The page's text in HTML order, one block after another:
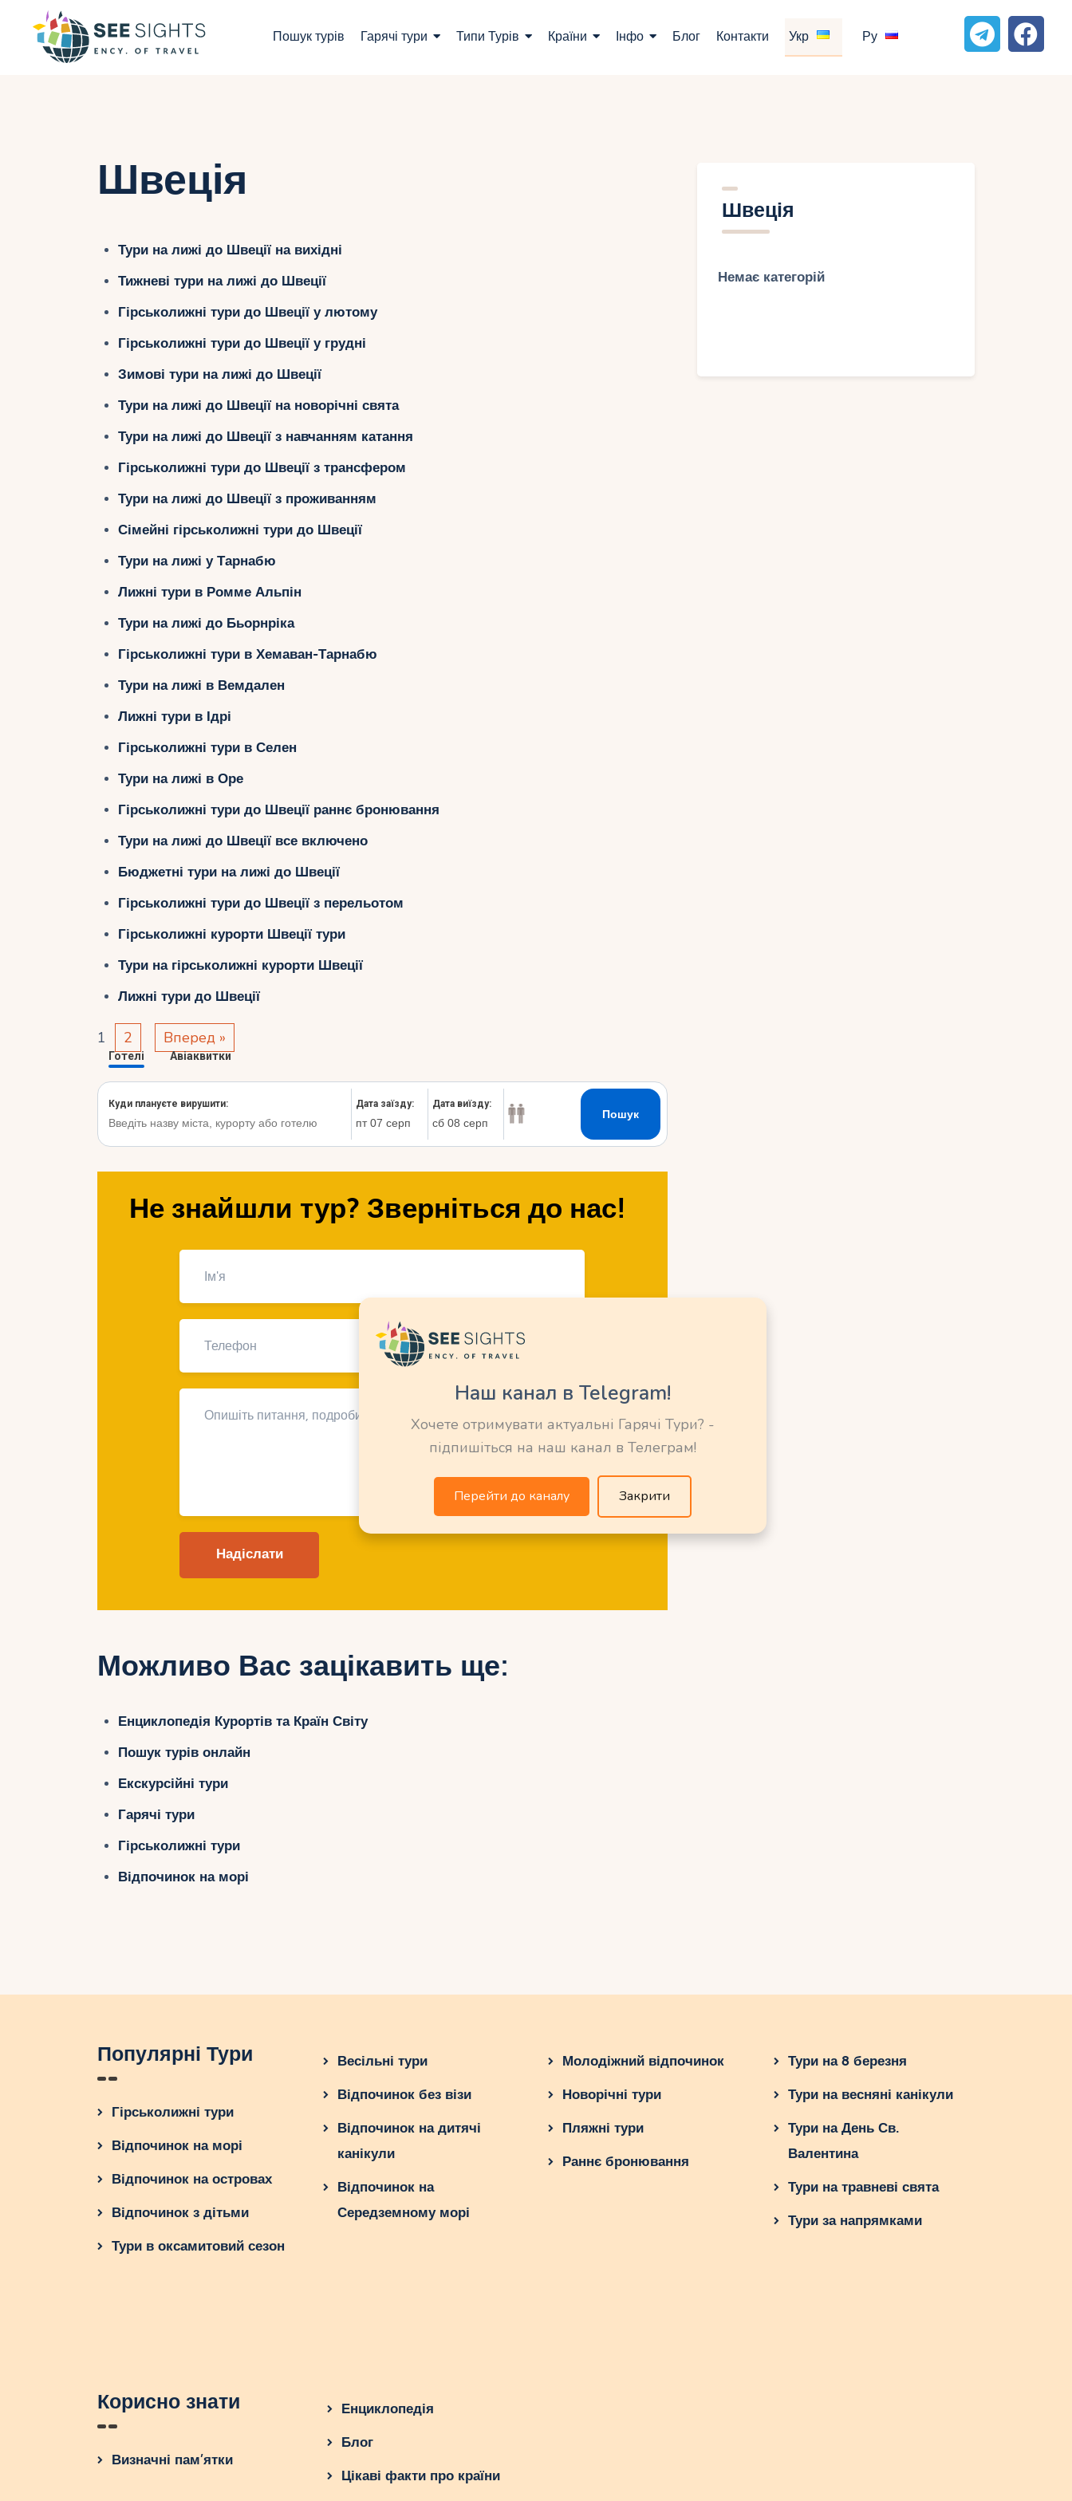
Пошук турів Гарячі тури Типи Турів Країни Інфо Блог Контакти Укр Ру
Укр
Швеція
Тури на лижі до Швеції на вихідні
Тижневі тури на лижі до Швеції
Гірськолижні тури до Швеції у лютому
Гірськолижні тури до Швеції у грудні
Зимові тури на лижі до Швеції
Тури на лижі до Швеції на новорічні свята
Тури на лижі до Швеції з навчанням катання
Гірськолижні тури до Швеції з трансфером
Тури на лижі до Швеції з проживанням
Сімейні гірськолижні тури до Швеції
Тури на лижі у Тарнабю
Лижні тури в Ромме Альпін
Тури на лижі до Бьорнріка
Гірськолижні тури в Хемаван-Тарнабю
Тури на лижі в Вемдален
Лижні тури в Ідрі
Гірськолижні тури в Селен
Тури на лижі в Оре
Гірськолижні тури до Швеції раннє бронювання
Тури на лижі до Швеції все включено
Бюджетні тури на лижі до Швеції
Гірськолижні тури до Швеції з перельотом
Гірськолижні курорти Швеції тури
Тури на гірськолижні курорти Швеції
Лижні тури до Швеції
1 2 Вперед »
Не знайшли тур? Зверніться до нас!
Можливо Вас зацікавить ще:
Енциклопедія Курортів та Країн Світу
Пошук турів онлайн
Екскурсійні тури
Гарячі тури
Гірськолижні тури
Відпочинок на морі
Швеція
Немає категорій
Популярні Тури
Гірськолижні тури
Відпочинок на морі
Відпочинок на островах
Відпочинок з дітьми
Тури в оксамитовий сезон
Весільні тури
Відпочинок без візи
Відпочинок на дитячі
канікули
Відпочинок на
Середземному морі
Молодіжний відпочинок
Новорічні тури
Пляжні тури
Раннє бронювання
Тури на 8 березня
Тури на весняні канікули
Тури на День Св.
Валентина
Тури на травневі свята
Тури за напрямками
Корисно знати
Визначні пам’ятки
Енциклопедія
Блог
Цікаві факти про країни
Наш канал в Telegram!
Хочете отримувати актуальні Гарячі Тури? -
підпишіться на наш канал в Телеграм!
Перейти до каналу Закрити